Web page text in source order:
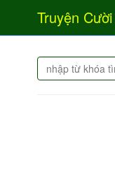
Truyện